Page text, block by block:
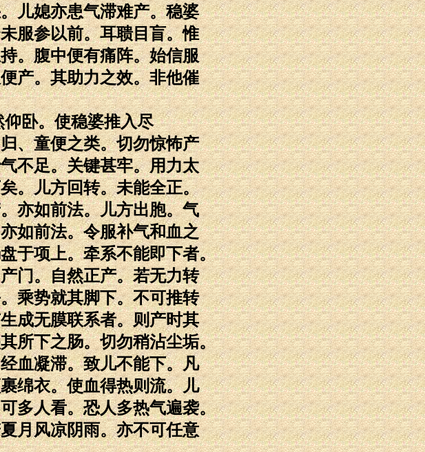
儿媳亦患气滞难产。稳婆
服参以前。耳聩目盲。惟
。腹中便有痛阵。始信服
产。其助力之效。非他催
卧。使稳婆推入尽
、童便之类。切勿惊怖产
不足。关键甚牢。用力太
。儿方回转。未能全正。
亦如前法。儿方出胞。气
如前法。令服补气和血之
于项上。牵系不能即下者。
门。自然正产。若无力转
乘势就其脚下。不可推转
成无膜联系者。则产时其
所下之肠。切勿稍沾尘垢。
血凝滞。致儿不能下。凡
绵衣。使血得热则流。儿
多人看。恐人多热气遍袭。
月风凉阴雨。亦不可任意